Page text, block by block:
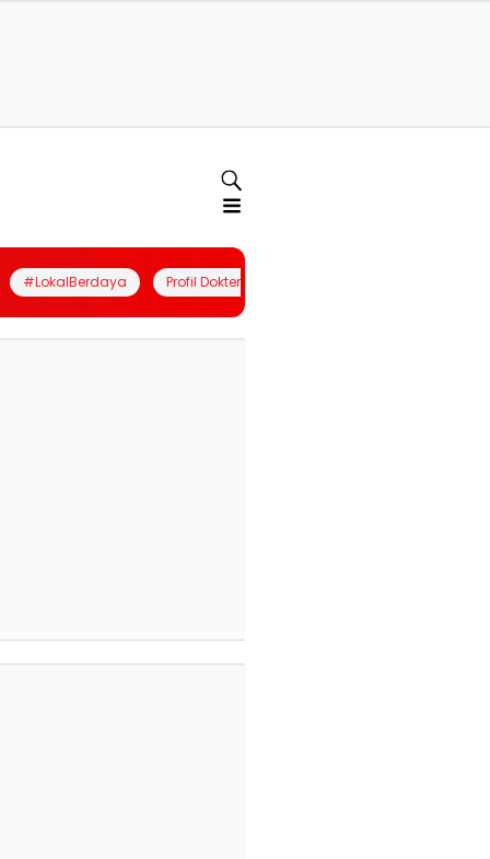
#LokalBerdaya Profil Dokter